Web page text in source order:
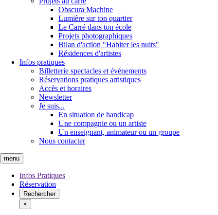
Obscura Machine
Lumière sur ton quartier
Le Carré dans ton école
Projets photographiques
Bilan d'action "Habiter les nuits"
Résidences d'artistes
Infos pratiques
Billetterie spectacles et événements
Réservations pratiques artistiques
Accès et horaires
Newsletter
Je suis...
En situation de handicap
Une compagnie ou un artiste
Un enseignant, animateur ou un groupe
Nous contacter
menu
Infos Pratiques
Réservation
Rechercher
×